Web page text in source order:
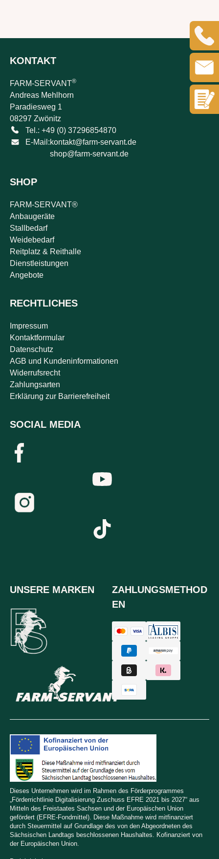
KONTAKT
FARM-SERVANT®
Andreas Mehlhorn
Paradiesweg 1
08297 Zwönitz
Tel.: +49 (0) 37296854870
E-Mail:kontakt@farm-servant.de
shop@farm-servant.de
SHOP
FARM-SERVANT®
Anbaugeräte
Stallbedarf
Weidebedarf
Reitplatz & Reithalle
Dienstleistungen
Angebote
RECHTLICHES
Impressum
Kontaktformular
Datenschutz
AGB und Kundeninformationen
Widerrufsrecht
Zahlungsarten
Erklärung zur Barrierefreiheit
SOCIAL MEDIA
UNSERE MARKEN
ZAHLUNGSMETHOD
EN
Dieses Unternehmen wird im Rahmen des Förderprogrammes
„Förderrichtlinie Digitalisierung Zuschuss EFRE 2021 bis 2027“ aus
Mitteln des Freistaates Sachsen und der Europäischen Union
gefördert (EFRE-Fondmittel). Diese Maßnahme wird mitfinanziert
durch Steuermittel auf Grundlage des von den Abgeordneten des
Sächsischen Landtags beschlossenen Haushaltes. Kofinanziert von
der Europäischen Union.